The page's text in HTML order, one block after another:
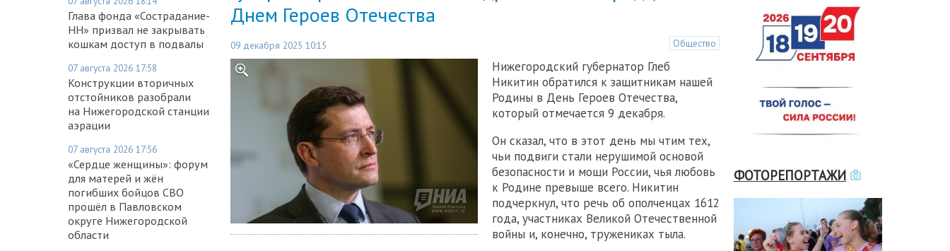
Глава фонда «Сострадание-
НН» призвал не закрывать
кошкам доступ в подвалы
07 августа 2026 17:58
Конструкции вторичных
отстойников разобрали
на Нижегородской станции
аэрации
07 августа 2026 17:56
«Сердце женщины»: форум
для матерей и жён
погибших бойцов СВО
прошёл в Павловском
округе Нижегородской
области
Днем Героев Отечества
09 декабря 2025 10:15 Общество
Нижегородский губернатор Глеб
Никитин обратился к защитникам нашей
Родины в День Героев Отечества,
который отмечается 9 декабря.
Он сказал, что в этот день мы чтим тех,
чьи подвиги стали нерушимой основой
безопасности и мощи России, чья любовь
к Родине превыше всего. Никитин
подчеркнул, что речь об ополченцах 1612
года, участниках Великой Отечественной
войны и, конечно, тружениках тыла.
ФОТОРЕПОРТАЖИ